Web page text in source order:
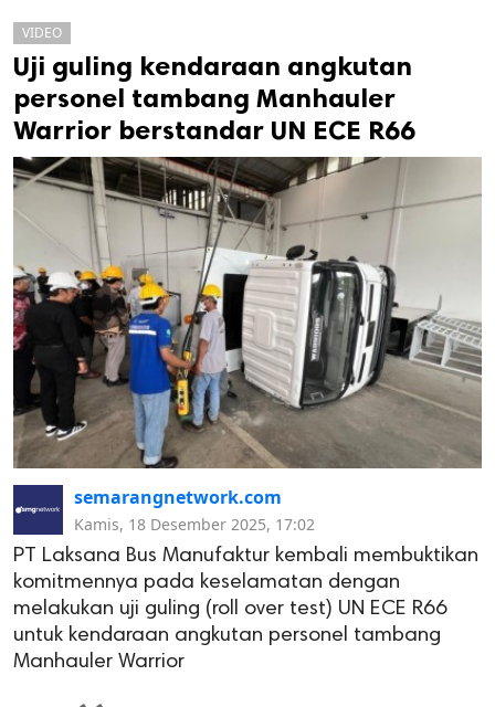
cipta.
VIDEO
Uji guling kendaraan angkutan
personel tambang Manhauler
Warrior berstandar UN ECE R66
semarangnetwork.com
Kamis, 18 Desember 2025, 17:02
PT Laksana Bus Manufaktur kembali membuktikan
komitmennya pada keselamatan dengan
melakukan uji guling (roll over test) UN ECE R66
untuk kendaraan angkutan personel tambang
Manhauler Warrior